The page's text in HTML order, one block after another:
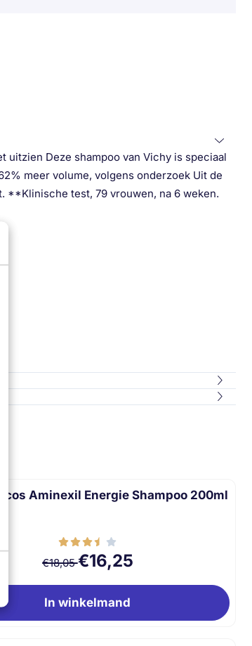
uitzien Deze shampoo van Vichy is speciaal
meer volume, volgens onderzoek Uit de
**Klinische test, 79 vrouwen, na 6 weken.
Aminexil Energie Shampoo 200ml
Van 18,05 voor 16,25
€18,05€16,25
In winkelmand